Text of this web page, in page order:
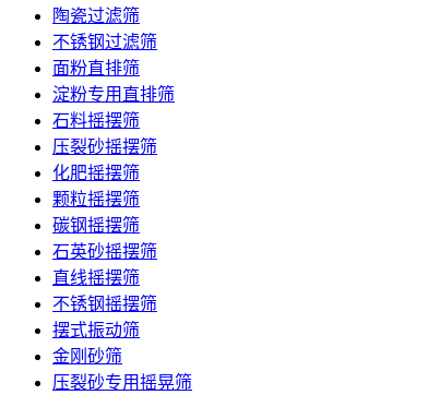
陶瓷过滤筛
不锈钢过滤筛
面粉直排筛
淀粉专用直排筛
石料摇摆筛
压裂砂摇摆筛
化肥摇摆筛
颗粒摇摆筛
碳钢摇摆筛
石英砂摇摆筛
直线摇摆筛
不锈钢摇摆筛
摆式振动筛
金刚砂筛
压裂砂专用摇晃筛